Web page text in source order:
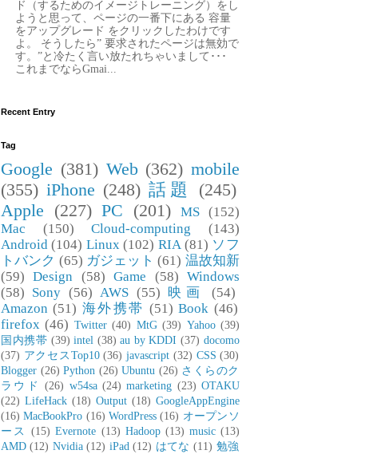
ド（するためのイメージトレーニング）をし
ようと思って、ページの一番下にある 容量
をアップグレード をクリックしたわけです
よ。 そうしたら” 要求されたページは無効で
す。”と冷たく言い放たれちゃいまして･･･
これまでならGmai...
Recent Entry
Tag
Google (381) Web (362) mobile
(355) iPhone (248) 話題
(245)
Apple (227) PC (201) MS (152)
Mac
(150) Cloud-computing
(143)
Android (104) Linux (102) RIA (81) ソフ
トバンク (65) ガジェット (61) 温故知新
(59)
Design (58) Game (58) Windows
(58) Sony (56) AWS (55) 映画
(54)
Amazon (51) 海外携帯 (51) Book (46)
firefox (46) Twitter (40) MtG (39) Yahoo (39)
国内携帯 (39) intel (38) au by KDDI (37) docomo
(37) アクセスTop10 (36) javascript (32) CSS (30)
Blogger (26) Python (26) Ubuntu (26) さくらのク
ラウド
(26) w54sa (24) marketing (23) OTAKU
(22) LifeHack (18) Output (18) GoogleAppEngine
(16) MacBookPro (16) WordPress (16) オープンソ
ース
(15) Evernote (13) Hadoop (13) music (13)
AMD (12) Nvidia (12) iPad (12) はてな (11) 勉強